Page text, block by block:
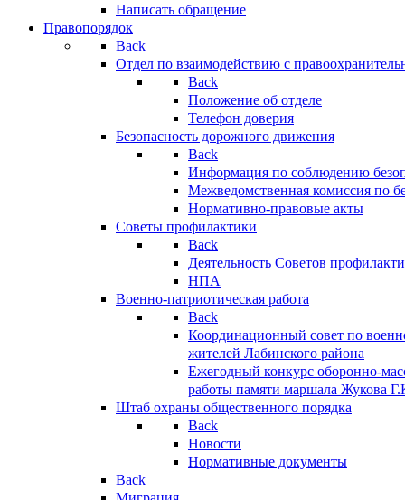
Написать обращение
Правопорядок
Back
Отдел по взаимодействию с
Back
Положение об отделе
Телефон доверия
Безопасность дорожного движения
Back
Информация по соблюдению
Межведомственная комиссия по
Нормативно-правовые акты
Советы профилактики
Back
Деятельность Советов
НПА
Военно-патриотическая работа
Back
Координационный совет по
жителей Лабинского района
Ежегодный конкурс оборонно-
работы памяти маршала Жукова
Штаб охраны общественного порядка
Back
Новости
Нормативные документы
Back